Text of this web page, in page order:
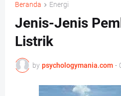
Beranda Energi
Jenis-Jenis
Listrik
by psychologymania.com -